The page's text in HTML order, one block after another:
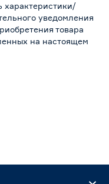
характеристики/
уведомления
товара
на настоящем